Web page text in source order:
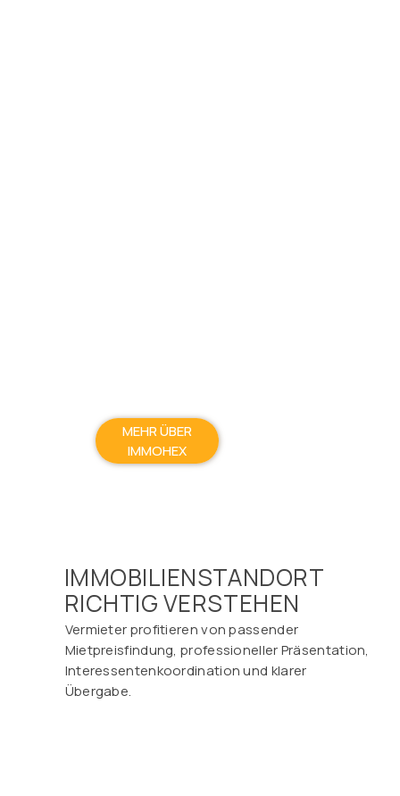
MEHR ÜBER
IMMOHEX
IMMOBILIENSTANDORT
RICHTIG VERSTEHEN
Vermieter profitieren von passender
Mietpreisfindung, professioneller Präsentation,
Interessentenkoordination und klarer
Übergabe.